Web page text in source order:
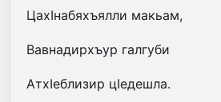
ЦахIнабяхъялли макьам,
Вавнадирхъур галгуби
АтхIеблизир цIедешла.